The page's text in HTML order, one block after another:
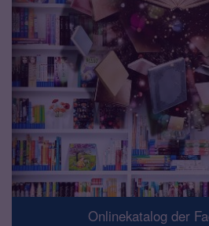
Onlinekatalog der